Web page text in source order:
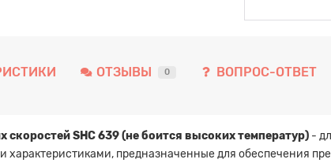
ОТЗЫВЫ 0 ВОПРОС-ОТВЕТ
SHC 639 (не боится высоких температур) -
предназначенные для обеспечения